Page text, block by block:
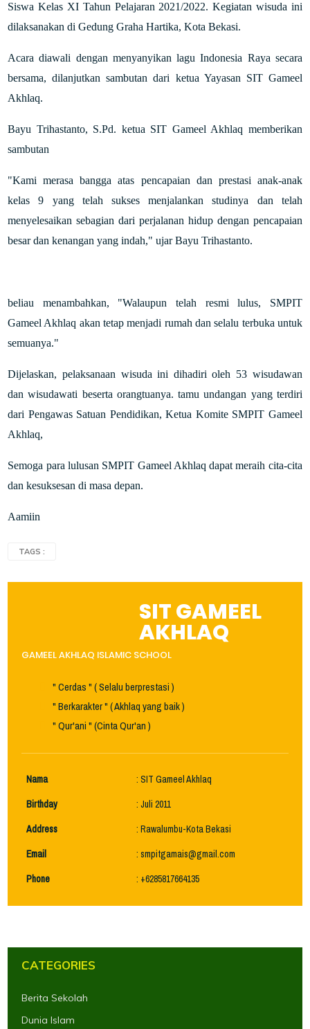
Siswa Kelas XI Tahun Pelajaran 2021/2022. Kegiatan wisuda ini
dilaksanakan di Gedung Graha Hartika, Kota Bekasi.
Acara diawali dengan menyanyikan lagu Indonesia Raya secara
bersama, dilanjutkan sambutan dari ketua Yayasan SIT Gameel
Akhlaq.
Bayu Trihastanto, S.Pd. ketua SIT Gameel Akhlaq memberikan
sambutan
"Kami merasa bangga atas pencapaian dan prestasi anak-anak
kelas 9 yang telah sukses menjalankan studinya dan telah
menyelesaikan sebagian dari perjalanan hidup dengan pencapaian
besar dan kenangan yang indah," ujar Bayu Trihastanto.
beliau menambahkan, "Walaupun telah resmi lulus, SMPIT
Gameel Akhlaq akan tetap menjadi rumah dan selalu terbuka untuk
semuanya."
Dijelaskan, pelaksanaan wisuda ini dihadiri oleh 53 wisudawan
dan wisudawati beserta orangtuanya. tamu undangan yang terdiri
dari Pengawas Satuan Pendidikan, Ketua Komite SMPIT Gameel
Akhlaq,
Semoga para lulusan SMPIT Gameel Akhlaq dapat meraih cita-cita
dan kesuksesan di masa depan.
Aamiin
TAGS :
SIT GAMEEL
AKHLAQ
GAMEEL AKHLAQ ISLAMIC SCHOOL
" Cerdas " ( Selalu berprestasi )
" Berkarakter " ( Akhlaq yang baik )
" Qur'ani " (Cinta Qur'an )
Nama
: SIT Gameel Akhlaq
Birthday
: Juli 2011
Address
: Rawalumbu-Kota Bekasi
Email
:smpitgamais@gmail.com
Phone
: +6285817664135
CATEGORIES
Berita Sekolah
Dunia Islam